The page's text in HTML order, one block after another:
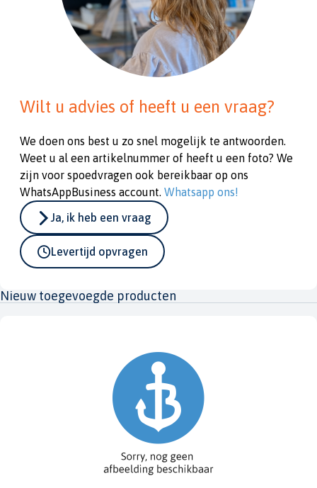
Wilt u advies of heeft u een vraag?
We doen ons best u zo snel mogelijk te antwoorden.
Weet u al een artikelnummer of heeft u een foto? We
zijn voor spoedvragen ook bereikbaar op ons
WhatsAppBusiness account. Whatsapp ons!
Ja, ik heb een vraag
Levertijd opvragen
Nieuw toegevoegde producten